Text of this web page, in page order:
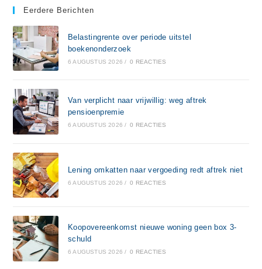
Eerdere Berichten
Belastingrente over periode uitstel
boekenonderzoek
6 AUGUSTUS 2026 / 0 REACTIES
Van verplicht naar vrijwillig: weg aftrek
pensioenpremie
6 AUGUSTUS 2026 / 0 REACTIES
Lening omkatten naar vergoeding redt aftrek niet
6 AUGUSTUS 2026 / 0 REACTIES
Koopovereenkomst nieuwe woning geen box 3-
schuld
6 AUGUSTUS 2026 / 0 REACTIES